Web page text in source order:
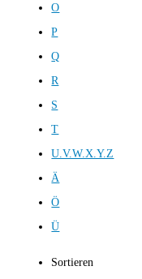
O
P
Q
R
S
T
U.V.W.X.Y.Z
Ä
Ö
Ü
Sortieren